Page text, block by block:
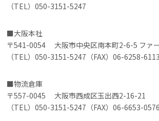
（TEL）050-3151-5247
大阪本社
〒541-0054 大阪市中央区南本町2-6-5 ファ
（TEL）050-3151-5247（FAX）06-6258-6113
物流倉庫
〒557-0045 大阪市西成区玉出西2-16-21
（TEL）050-3151-5247（FAX）06-6653-0576